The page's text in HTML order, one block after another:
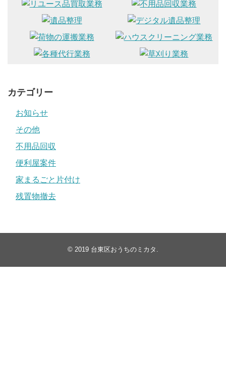
カテゴリー
お知らせ
その他
不用品回収
便利屋案件
家まるごと片付け
残置物撤去
© 2019 台東区おうちのミカタ .